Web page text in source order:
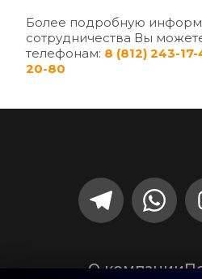
Более подробную
сотрудничества Вы
телефонам: 8 (812) 243-
20-80
О компании